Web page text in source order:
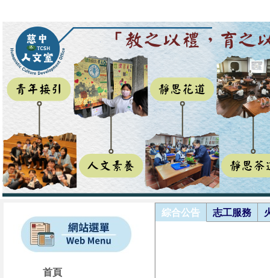
首頁
綜合公告 志工服務